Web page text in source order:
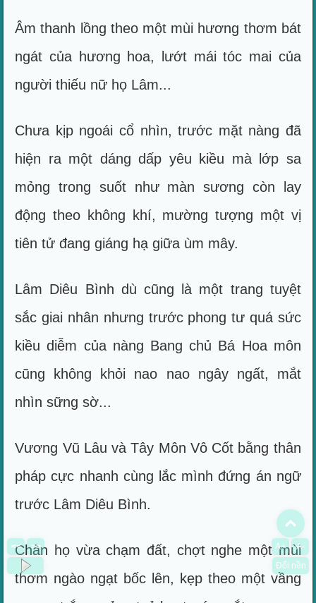
Âm thanh lồng theo một mùi hương thơm bát
ngát của hương hoa, lướt mái tóc mai của
người thiếu nữ họ Lâm...
Chưa kịp ngoái cổ nhìn, trước mặt nàng đã
hiện ra một dáng dấp yêu kiều mà lớp sa
mỏng trong suốt như màn sương còn lay
động theo không khí, mường tượng một vị
tiên tử đang giáng hạ giữa ùm mây.
Lâm Diêu Bình dù cũng là một trang tuyệt
sắc giai nhân nhưng trước phong tư quá sức
kiều diễm của nàng Bang chủ Bá Hoa môn
cũng không khỏi nao nao ngây ngất, mắt
nhìn sững sờ...
Vương Vũ Lâu và Tây Môn Vô Cốt bằng thân
pháp cực nhanh cùng lắc mình đứng án ngữ
trước Lâm Diêu Bình.
Chân họ vừa chạm đất, chợt nghe một mùi
thơm ngào ngạt bốc lên, kẹp theo một vầng
>>
<< A+
A-
Đổi nền